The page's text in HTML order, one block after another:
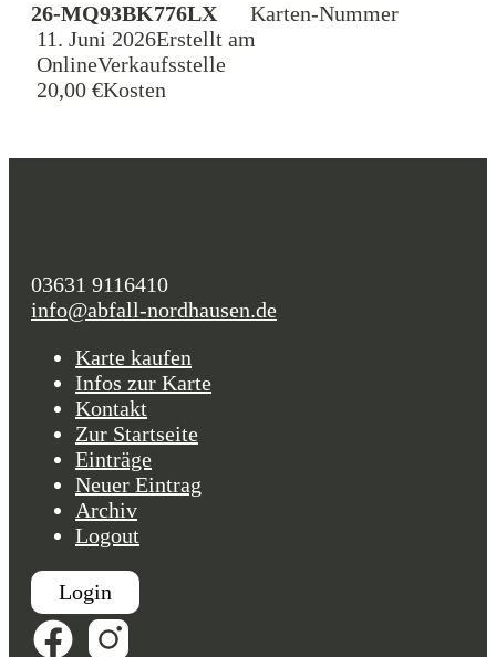
26-MQ93BK776LX
Karten-Nummer
11. Juni 2026Erstellt am
OnlineVerkaufsstelle
20,00 €Kosten
03631 9116410
info@abfall-nordhausen.de
Karte kaufen
Infos zur Karte
Kontakt
Zur Startseite
Einträge
Neuer Eintrag
Archiv
Logout
Login